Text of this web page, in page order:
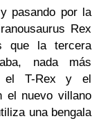
pasando por la
Rex
que la tercera
nada más
el T-Rex y el
el nuevo villano
una bengala